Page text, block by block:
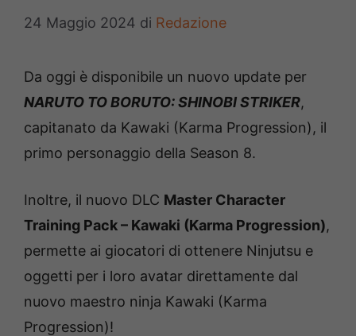
24 Maggio 2024 di Redazione
Da oggi è disponibile un nuovo update per
NARUTO TO BORUTO: SHINOBI STRIKER,
capitanato da Kawaki (Karma Progression), il
primo personaggio della Season 8.
Inoltre, il nuovo DLC Master Character
Training Pack – Kawaki (Karma Progression),
permette ai giocatori di ottenere Ninjutsu e
oggetti per i loro avatar direttamente dal
nuovo maestro ninja Kawaki (Karma
Progression)!